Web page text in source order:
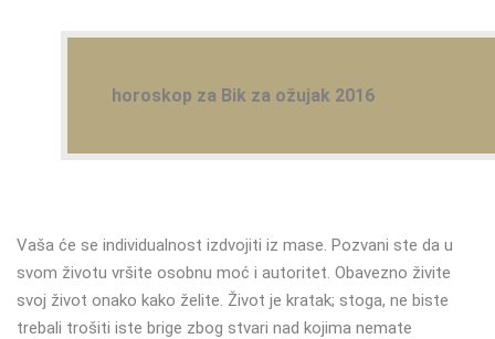
horoskop za Bik za ožujak 2016
Vaša će se individualnost izdvojiti iz mase. Pozvani ste da u
svom životu vršite osobnu moć i autoritet. Obavezno živite
svoj život onako kako želite. Život je kratak; stoga, ne biste
trebali trošiti iste brige zbog stvari nad kojima nemate